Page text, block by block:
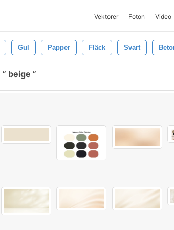
Vektorer Foton Video
Gul Papper Fläck Svart
beige